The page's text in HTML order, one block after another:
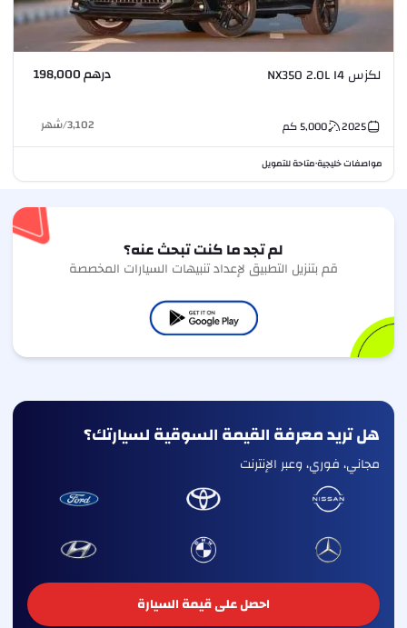
لكزس NX350 2.0L I4 درهم 198,000
2025
5,000كم 3,102
/شهر
مواصفات خليجية•متاحة للتمويل
لم تجد ما كنت تبحث عنه؟
قم بتنزيل التطبيق لإعداد تنبيهات السيارات المخصصة
هل تريد معرفة القيمة السوقية لسيارتك؟
مجاني، فوري، وعبر الإنترنت
احصل على قيمة السيارة